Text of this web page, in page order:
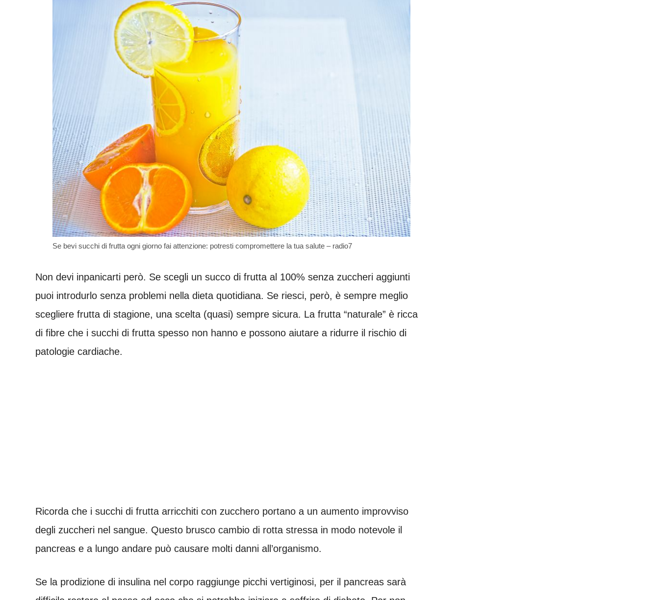
Se bevi succhi di frutta ogni giorno fai attenzione: potresti compromettere la tua salute – radio7
Non devi inpanicarti però. Se scegli un succo di frutta al 100% senza zuccheri aggiunti
puoi introdurlo senza problemi nella dieta quotidiana. Se riesci, però, è sempre meglio
scegliere frutta di stagione, una scelta (quasi) sempre sicura. La frutta “naturale” è ricca
di fibre che i succhi di frutta spesso non hanno e possono aiutare a ridurre il rischio di
patologie cardiache.
Ricorda che i succhi di frutta arricchiti con zucchero portano a un aumento improvviso
degli zuccheri nel sangue. Questo brusco cambio di rotta stressa in modo notevole il
pancreas e a lungo andare può causare molti danni all’organismo.
Se la prodizione di insulina nel corpo raggiunge picchi vertiginosi, per il pancreas sarà